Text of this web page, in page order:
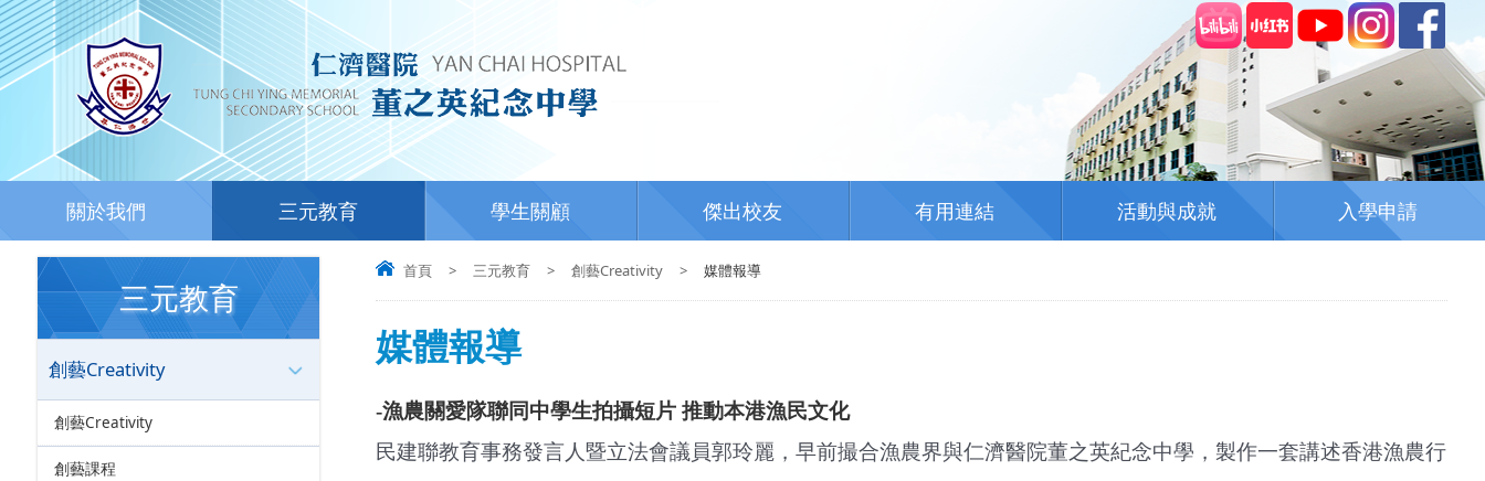
關於我們 三元教育 學生關顧 傑出校友 有用連結 活動與成就 入學申請
首頁 > 三元教育 > 創藝Creativity > 媒體報導
媒體報導
-漁農關愛隊聯同中學生拍攝短片 推動本港漁民文化
民建聯教育事務發言人暨立法會議員郭玲麗，早前撮合漁農界與仁濟醫院董之英紀念中學，製作一套講述香港漁農行
三元教育
創藝Creativity
創藝Creativity
創藝課程